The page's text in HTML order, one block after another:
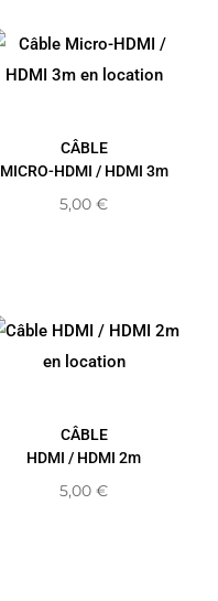
CÂBLE
MICRO-HDMI / HDMI 3m
5,00 €
CÂBLE
HDMI / HDMI 2m
5,00 €